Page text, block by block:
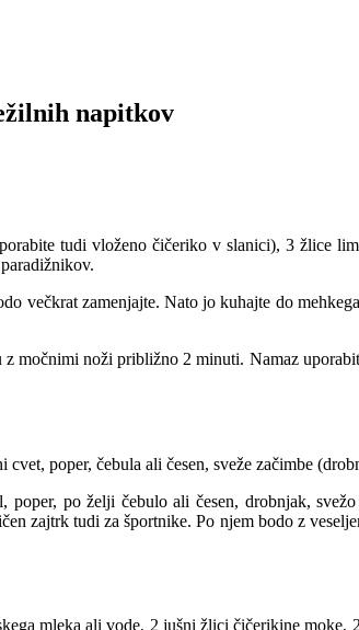
napitkov
tudi vloženo čičeriko v slanici), 3 žlice
večkrat zamenjajte. Nato jo kuhajte do
močnimi noži približno 2 minuti. Namaz
poper, čebula ali česen, sveže začimbe
po želji čebulo ali česen, drobnjak,
zajtrk tudi za športnike. Po njem bodo z
mleka ali vode, 2 jušni žlici čičerikine